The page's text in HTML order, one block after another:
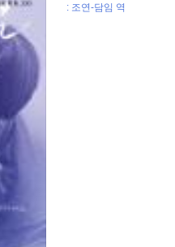
: 조연-담임 역